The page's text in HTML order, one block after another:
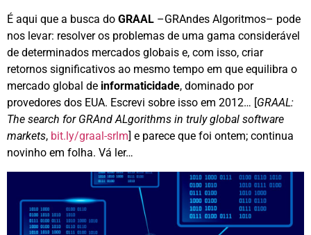
É aqui que a busca do GRAAL –GRAndes Algoritmos– pode
nos levar: resolver os problemas de uma gama considerável
de determinados mercados globais e, com isso, criar
retornos significativos ao mesmo tempo em que equilibra o
mercado global de informaticidade, dominado por
provedores dos EUA. Escrevi sobre isso em 2012… [GRAAL:
The search for GRAnd ALgorithms in truly global software
markets, bit.ly/graal-srlm] e parece que foi ontem; continua
novinho em folha. Vá ler…